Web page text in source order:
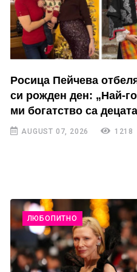
Росица Пейчева
си рожден ден: „Най-
ми богатство са
AUGUST 07, 2026 1218
ЛЮБОПИТНО